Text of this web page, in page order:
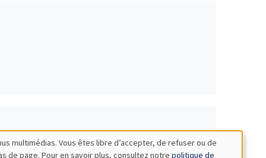
multimédias. Vous êtes libre d’accepter, de refuser ou de
de page. Pour en savoir plus, consultez notre politique de